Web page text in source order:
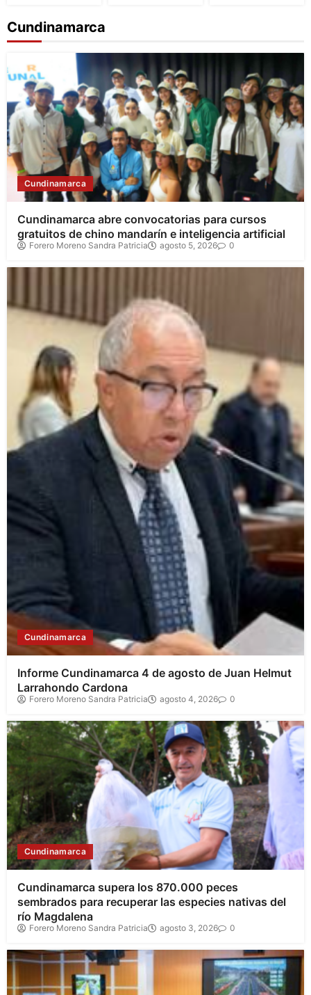
Cundinamarca
Cundinamarca
Cundinamarca abre convocatorias para cursos
gratuitos de chino mandarín e inteligencia artificial
Forero Moreno Sandra Patricia agosto 5, 2026 0
Cundinamarca
Informe Cundinamarca 4 de agosto de Juan Helmut
Larrahondo Cardona
Forero Moreno Sandra Patricia agosto 4, 2026 0
Cundinamarca
Cundinamarca supera los 870.000 peces
sembrados para recuperar las especies nativas del
río Magdalena
Forero Moreno Sandra Patricia agosto 3, 2026 0